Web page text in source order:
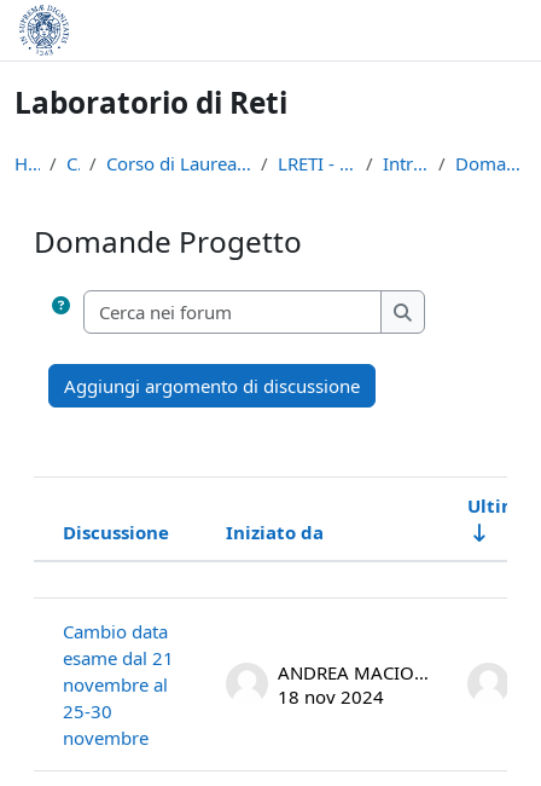
Vai al contenuto principale
Laboratorio di Reti
Home Corsi Corso di Laurea in Informatica (L-31) LRETI - A.A. 2023/24 Introduzione Domande Progetto
Domande Progetto
Cerca nei forum
Cerca nei forum
Aggiungi argomento di discussione
Stato
Discussione Iniziato da
Ultimo
Cambio data
esame dal 21
novembre al
25-30
novembre
ANDREA MACIOCCO
18 nov 2024